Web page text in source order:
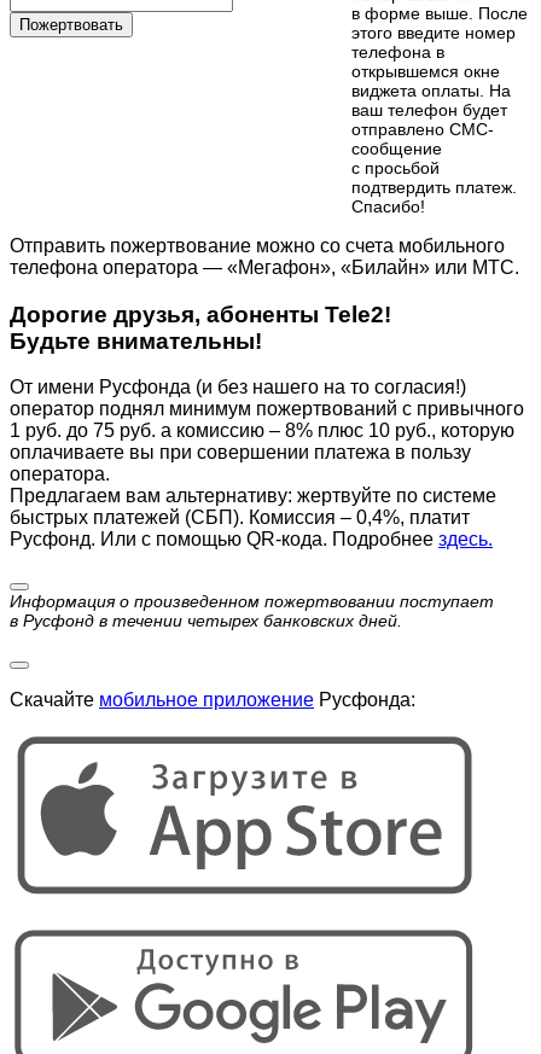
Пожертвовать
в форме выше. После
этого введите номер
телефона в
открывшемся окне
виджета оплаты. На
ваш телефон будет
отправлено СМС-
сообщение
с просьбой
подтвердить платеж.
Cпасибо!
Отправить пожертвование можно со счета мобильного
телефона оператора — «Мегафон», «Билайн» или МТС.
Дорогие друзья, абоненты Tele2!
Будьте внимательны!
От имени Русфонда (и без нашего на то согласия!)
оператор поднял минимум пожертвований с привычного
1 руб. до 75 руб. а комиссию – 8% плюс 10 руб., которую
оплачиваете вы при совершении платежа в пользу
оператора.
Предлагаем вам альтернативу: жертвуйте по cистеме
быстрых платежей (СБП). Комиссия – 0,4%, платит
Русфонд. Или с помощью QR-кода. Подробнее здесь.
Информация о произведенном пожертвовании поступает
в Русфонд в течении четырех банковских дней.
Скачайте мобильное приложение Русфонда: